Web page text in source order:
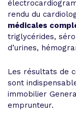
rendu du
médicales
triglycérides,
d’urines,
Les résultats de
sont
immobilier
emprunteur.